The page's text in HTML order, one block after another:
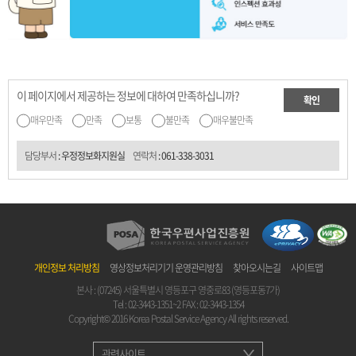
이 페이지에서 제공하는 정보에 대하여 만족하십니까?
매우만족 만족 보통 불만족 매우불만족
확인
담당부서: 우정정보화지원실 연락처:061-338-3031
개인정보 처리방침 영상정보처리기기 운영관리방침 찾아오시는길
사이트맵
본사 : (07245) 서울특별시 영등포구 영중로83 (영등포동7가)
Tel :02-3443-1351~2FAX : 02-3443-1354
Copyright© 2016 Korea Postal Service Agency All rights reserved.